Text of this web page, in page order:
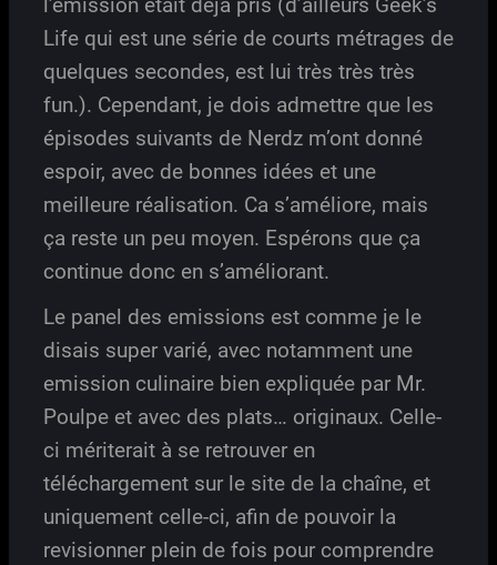
Life qui est une série de courts métrages de
quelques secondes, est lui très très très
fun.). Cependant, je dois admettre que les
épisodes suivants de Nerdz m’ont donné
espoir, avec de bonnes idées et une
meilleure réalisation. Ca s’améliore, mais
ça reste un peu moyen. Espérons que ça
continue donc en s’améliorant.
Le panel des emissions est comme je le
disais super varié, avec notamment une
emission culinaire bien expliquée par Mr.
Poulpe et avec des plats… originaux. Celle-
ci mériterait à se retrouver en
téléchargement sur le site de la chaîne, et
uniquement celle-ci, afin de pouvoir la
revisionner plein de fois pour comprendre